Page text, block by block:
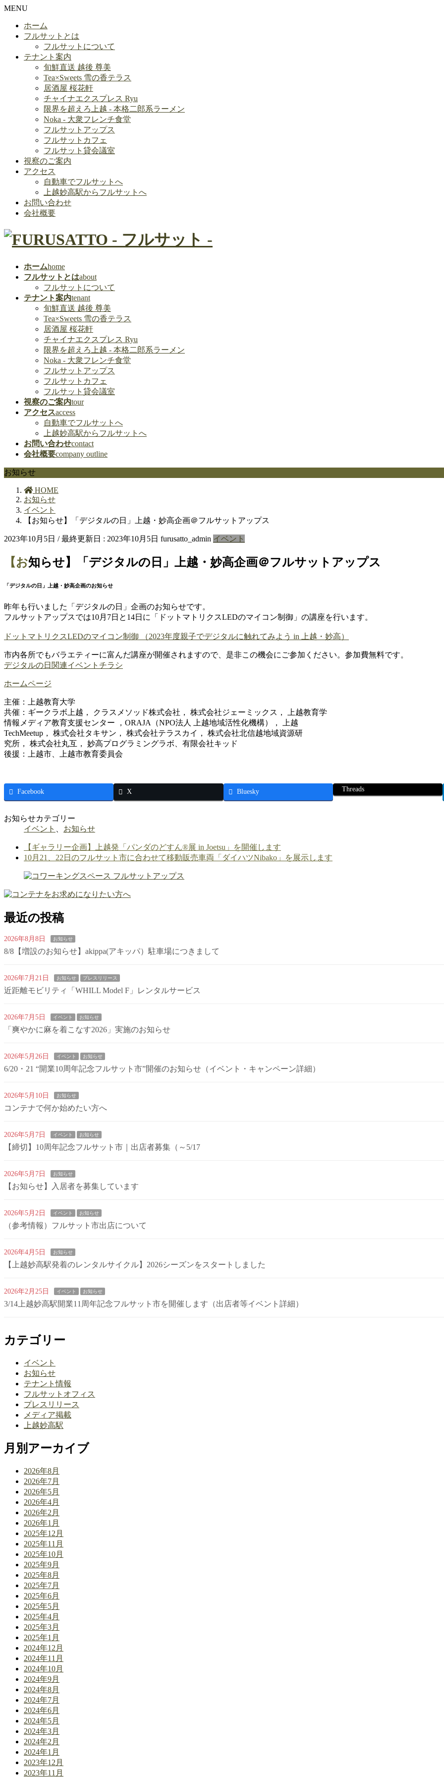
MENU
ホーム
フルサットとは
フルサットについて
テナント案内
旬鮮直送 越後 尊美
Tea×Sweets 雪の香テラス
居酒屋 桜花軒
チャイナエクスプレス Ryu
限界を超えろ上越 - 本格二郎系ラーメン
Noka - 大衆フレンチ食堂
フルサットアップス
フルサットカフェ
フルサット貸会議室
視察のご案内
アクセス
自動車でフルサットへ
上越妙高駅からフルサットへ
お問い合わせ
会社概要
ホームhome
フルサットとはabout
フルサットについて
テナント案内tenant
旬鮮直送 越後 尊美
Tea×Sweets 雪の香テラス
居酒屋 桜花軒
チャイナエクスプレス Ryu
限界を超えろ上越 - 本格二郎系ラーメン
Noka - 大衆フレンチ食堂
フルサットアップス
フルサットカフェ
フルサット貸会議室
視察のご案内tour
アクセスaccess
自動車でフルサットへ
上越妙高駅からフルサットへ
お問い合わせcontact
会社概要company outline
お知らせ
HOME
お知らせ
イベント
【お知らせ】「デジタルの日」上越・妙高企画＠フルサットアップス
2023年10月5日 / 最終更新日 : 2023年10月5日 furusatto_admin イベント
【お知らせ】「デジタルの日」上越・妙高企画＠フルサットアップス
「デジタルの日」上越・妙高企画のお知らせ
昨年も行いました「デジタルの日」企画のお知らせです。
フルサットアップスでは10月7日と14日に「ドットマトリクスLEDのマイコン制御」の講座を行います。
ドットマトリクスLEDのマイコン制御 （2023年度親子でデジタルに触れてみよう in 上越・妙高）
市内各所でもバラエティーに富んだ講座が開催されますので、是非この機会にご参加ください。参加費無料です。
デジタルの日関連イベントチラシ
ホームページ
主催：上越教育大学
共催：ギークラボ上越， クラスメソッド株式会社， 株式会社ジェーミックス， 上越教育学
情報メディア教育支援センター ，ORAJA（NPO法人 上越地域活性化機構）， 上越
TechMeetup， 株式会社タキサン， 株式会社テラスカイ， 株式会社北信越地域資源研
究所， 株式会社丸互， 妙高プログラミングラボ、有限会社キッド
後援：上越市、上越市教育委員会
Facebook X Bluesky Threads
お知らせカテゴリー
イベント
お知らせ
【ギャラリー企画】上越発「パンダのどすん®展 in Joetsu」を開催します
10月21、22日のフルサット市に合わせて移動販売車両「ダイハツNibako」を展示します
最近の投稿
2026年8月8日 お知らせ
8/8【増設のお知らせ】akippa(アキッパ）駐車場につきまして
2026年7月21日 お知らせ プレスリリース
近距離モビリティ「WHILL Model F」レンタルサービス
2026年7月5日 イベント お知らせ
「爽やかに麻を着こなす2026」実施のお知らせ
2026年5月26日 イベント お知らせ
6/20・21 “開業10周年記念フルサット市”開催のお知らせ（イベント・キャンペーン詳細）
2026年5月10日 お知らせ
コンテナで何か始めたい方へ
2026年5月7日 イベント お知らせ
【締切】10周年記念フルサット市｜出店者募集（～5/17
2026年5月7日 お知らせ
【お知らせ】入居者を募集しています
2026年5月2日 イベント お知らせ
（参考情報）フルサット市出店について
2026年4月5日 お知らせ
【上越妙高駅発着のレンタルサイクル】2026シーズンをスタートしました
2026年2月25日 イベント お知らせ
3/14上越妙高駅開業11周年記念フルサット市を開催します（出店者等イベント詳細）
カテゴリー
イベント
お知らせ
テナント情報
フルサットオフィス
プレスリリース
メディア掲載
上越妙高駅
月別アーカイブ
2026年8月
2026年7月
2026年5月
2026年4月
2026年2月
2026年1月
2025年12月
2025年11月
2025年10月
2025年9月
2025年8月
2025年7月
2025年6月
2025年5月
2025年4月
2025年3月
2025年1月
2024年12月
2024年11月
2024年10月
2024年9月
2024年8月
2024年7月
2024年6月
2024年5月
2024年3月
2024年2月
2024年1月
2023年12月
2023年11月